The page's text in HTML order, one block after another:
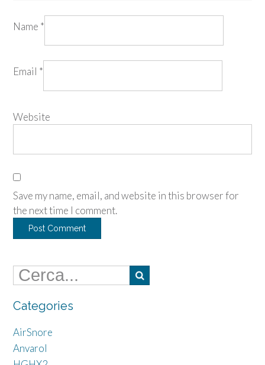
Name *
Email *
Website
Save my name, email, and website in this browser for
the next time I comment.
Categories
AirSnore
Anvarol